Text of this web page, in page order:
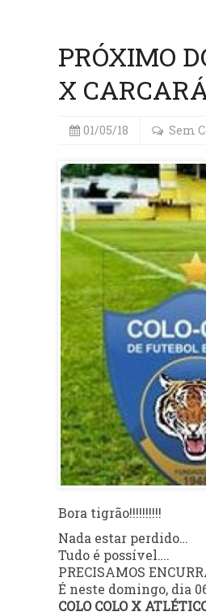
PRÓXIMO
X
01/05/18 Sem
Bora tigrão!!!!!!!!!!
Nada estar perdido…
Tudo é possível….
PRECISAMOS
É neste domingo, dia
COLO COLO X